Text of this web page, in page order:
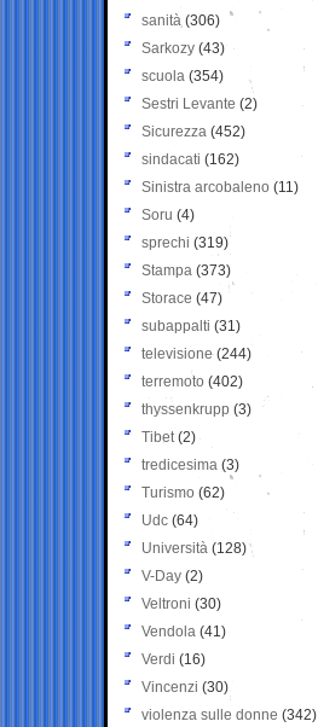
sanità (306)
Sarkozy (43)
scuola (354)
Sestri Levante (2)
Sicurezza (452)
sindacati (162)
Sinistra arcobaleno (11)
Soru (4)
sprechi (319)
Stampa (373)
Storace (47)
subappalti (31)
televisione(244)
terremoto (402)
thyssenkrupp (3)
Tibet(2)
tredicesima (3)
Turismo (62)
Udc (64)
Università (128)
V-Day (2)
Veltroni (30)
Vendola (41)
Verdi (16)
Vincenzi (30)
violenza sulle donne (342)